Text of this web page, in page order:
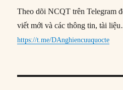
Theo dõi NCQT trên Telegram
viết mới và các thông tin, tài
https://t.me/DAnghiencuuquocte